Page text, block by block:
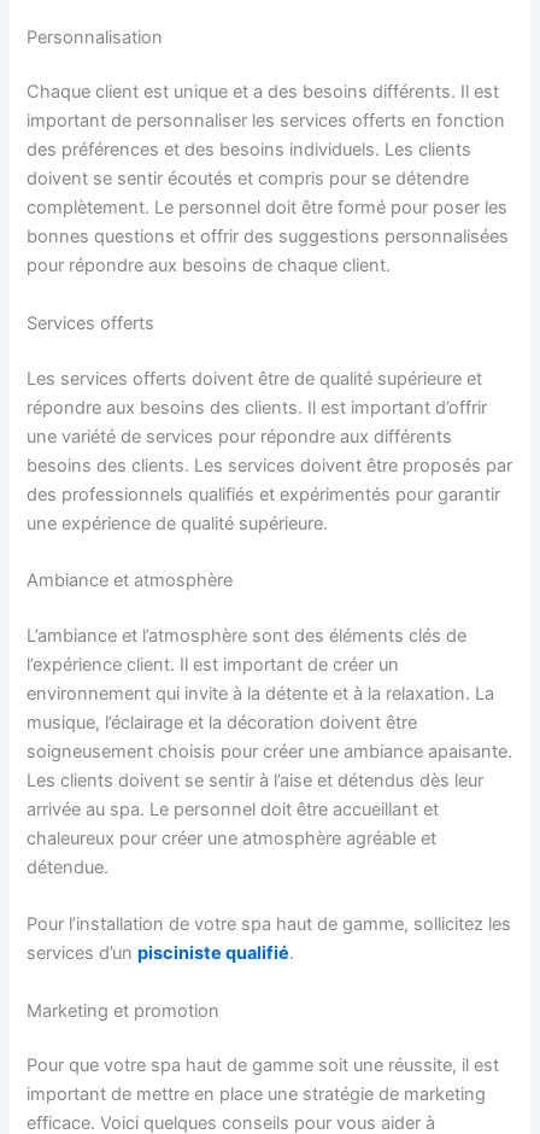
Personnalisation
Chaque client est unique et a des besoins différents. Il est
important de personnaliser les services offerts en fonction
des préférences et des besoins individuels. Les clients
doivent se sentir écoutés et compris pour se détendre
complètement. Le personnel doit être formé pour poser les
bonnes questions et offrir des suggestions personnalisées
pour répondre aux besoins de chaque client.
Services offerts
Les services offerts doivent être de qualité supérieure et
répondre aux besoins des clients. Il est important d’offrir
une variété de services pour répondre aux différents
besoins des clients. Les services doivent être proposés par
des professionnels qualifiés et expérimentés pour garantir
une expérience de qualité supérieure.
Ambiance et atmosphère
L’ambiance et l’atmosphère sont des éléments clés de
l’expérience client. Il est important de créer un
environnement qui invite à la détente et à la relaxation. La
musique, l’éclairage et la décoration doivent être
soigneusement choisis pour créer une ambiance apaisante.
Les clients doivent se sentir à l’aise et détendus dès leur
arrivée au spa. Le personnel doit être accueillant et
chaleureux pour créer une atmosphère agréable et
détendue.
Pour l’installation de votre spa haut de gamme, sollicitez les
services d’unpisciniste qualifié.
Marketing et promotion
Pour que votre spa haut de gamme soit une réussite, il est
important de mettre en place une stratégie de marketing
efficace. Voici quelques conseils pour vous aider à